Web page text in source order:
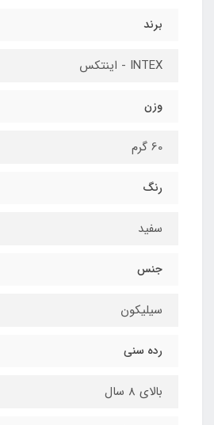
برند
INTEX - اینتکس
وزن
60 گرم
رنگ
سفید
جنس
سیلیکون
رده سنی
بالای 8 سال